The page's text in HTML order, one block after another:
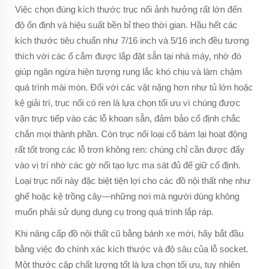
Việc chọn đúng kích thước trục nối ảnh hưởng rất lớn đến
độ ổn định và hiệu suất bền bỉ theo thời gian. Hầu hết các
kích thước tiêu chuẩn như 7/16 inch và 5/16 inch đều tương
thích với các ổ cắm được lắp đặt sẵn tại nhà máy, nhờ đó
giúp ngăn ngừa hiện tượng rung lắc khó chịu và làm chậm
quá trình mài mòn. Đối với các vật nặng hơn như tủ lớn hoặc
kệ giải trí, trục nối có ren là lựa chọn tối ưu vì chúng được
vặn trực tiếp vào các lỗ khoan sẵn, đảm bảo cố định chắc
chắn mọi thành phần. Còn trục nối loại cổ bám lại hoạt động
rất tốt trong các lỗ trơn không ren: chúng chỉ cần được đẩy
vào vị trí nhờ các gờ nổi tạo lực ma sát đủ để giữ cố định.
Loại trục nối này đặc biệt tiện lợi cho các đồ nội thất nhẹ như
ghế hoặc kệ trồng cây—những nơi mà người dùng không
muốn phải sử dụng dụng cụ trong quá trình lắp ráp.
Khi nâng cấp đồ nội thất cũ bằng bánh xe mới, hãy bắt đầu
bằng việc đo chính xác kích thước và độ sâu của lỗ socket.
Một thước cặp chất lượng tốt là lựa chọn tối ưu, tuy nhiên